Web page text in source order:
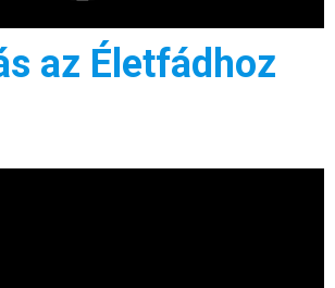
az Életfádhoz